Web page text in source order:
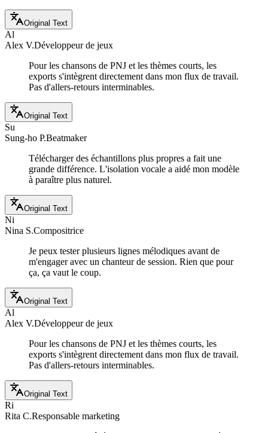
Original Text
Al
Alex V.Développeur de jeux
Pour les chansons de PNJ et les thèmes courts, les
exports s'intègrent directement dans mon flux de travail.
Pas d'allers-retours interminables.
Original Text
Su
Sung-ho P.Beatmaker
Télécharger des échantillons plus propres a fait une
grande différence. L'isolation vocale a aidé mon modèle
à paraître plus naturel.
Original Text
Ni
Nina S.Compositrice
Je peux tester plusieurs lignes mélodiques avant de
m'engager avec un chanteur de session. Rien que pour
ça, ça vaut le coup.
Original Text
Al
Alex V.Développeur de jeux
Pour les chansons de PNJ et les thèmes courts, les
exports s'intègrent directement dans mon flux de travail.
Pas d'allers-retours interminables.
Original Text
Ri
Rita C.Responsable marketing